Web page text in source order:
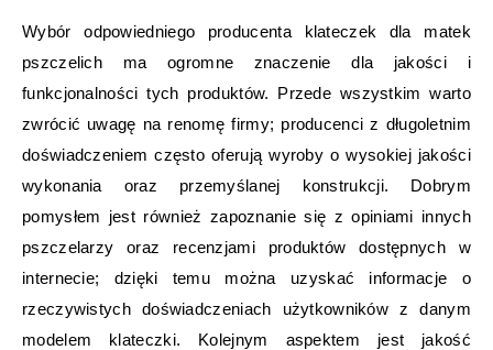
Wybór odpowiedniego producenta klateczek dla matek
pszczelich ma ogromne znaczenie dla jakości i
funkcjonalności tych produktów. Przede wszystkim warto
zwrócić uwagę na renomę firmy; producenci z długoletnim
doświadczeniem często oferują wyroby o wysokiej jakości
wykonania oraz przemyślanej konstrukcji. Dobrym
pomysłem jest również zapoznanie się z opiniami innych
pszczelarzy oraz recenzjami produktów dostępnych w
internecie; dzięki temu można uzyskać informacje o
rzeczywistych doświadczeniach użytkowników z danym
modelem klateczki. Kolejnym aspektem jest jakość